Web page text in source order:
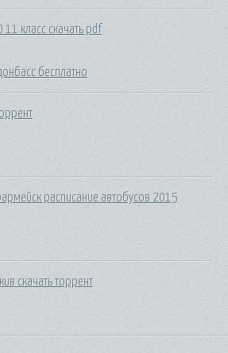
11 класс скачать pdf
бесплатно
расписание автобусов 2015
скачать торрент